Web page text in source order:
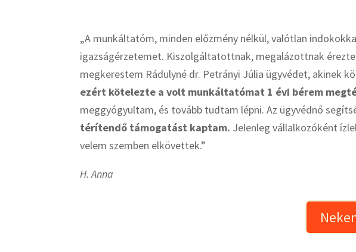
„A munkáltatóm, minden előzmény nélkül, valótlan
igazságérzetemet. Kiszolgáltatottnak, megalázottnak
megkerestem Rádulyné dr. Petrányi Júlia ügyvédet, akinek
ezért kötelezte a volt munkáltatómat 1 évi bérem
meggyógyultam, és tovább tudtam lépni. Az ügyvédnő
térítendő támogatást kaptam. Jelenleg vállalkozóként
velem szemben elkövettek.”
H. Anna